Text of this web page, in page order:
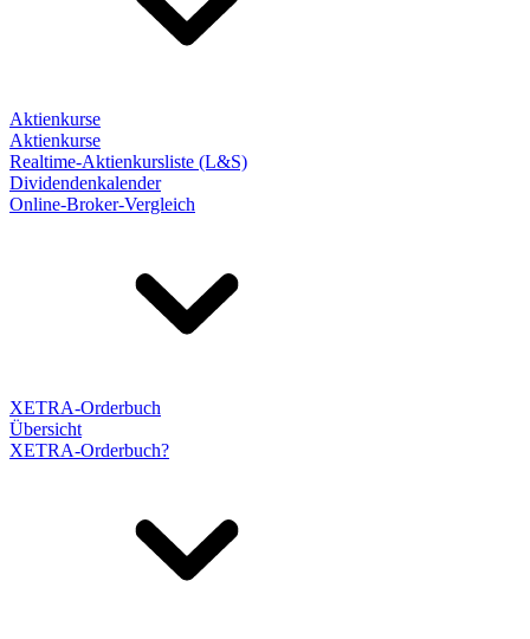
Aktienkurse
Aktienkurse
Realtime-Aktienkursliste (L&S)
Dividendenkalender
Online-Broker-Vergleich
XETRA-Orderbuch
Übersicht
XETRA-Orderbuch?